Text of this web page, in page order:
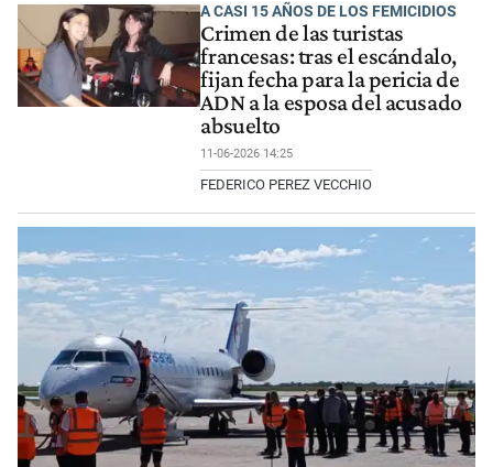
A CASI 15 AÑOS DE LOS FEMICIDIOS
Crimen de las turistas
francesas: tras el escándalo,
fijan fecha para la pericia de
ADN a la esposa del acusado
absuelto
11-06-2026 14:25
FEDERICO PEREZ VECCHIO